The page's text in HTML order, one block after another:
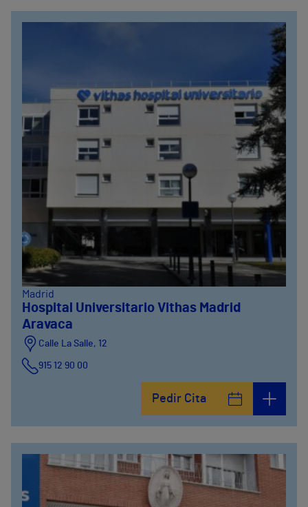
Madrid
Hospital Universitario Vithas Madrid
Aravaca
Calle La Salle, 12
915 12 90 00
Pedir Cita